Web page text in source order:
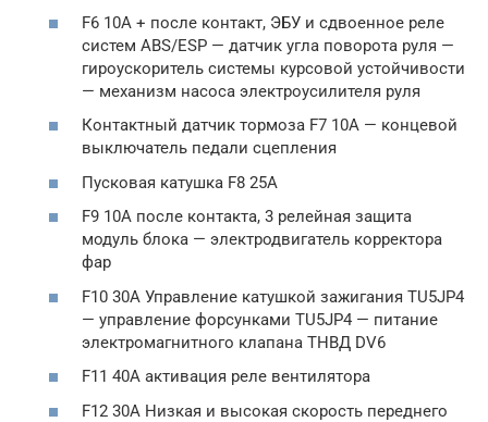
F6 10А + после контакт, ЭБУ и сдвоенное реле
систем ABS/ESP — датчик угла поворота руля —
гироускоритель системы курсовой устойчивости
— механизм насоса электроусилителя руля
Контактный датчик тормоза F7 10A — концевой
выключатель педали сцепления
Пусковая катушка F8 25А
F9 10А после контакта, 3 релейная защита
модуль блока — электродвигатель корректора
фар
F10 30A Управление катушкой зажигания TU5JP4
— управление форсунками TU5JP4 — питание
электромагнитного клапана ТНВД DV6
F11 40А активация реле вентилятора
F12 30A Низкая и высокая скорость переднего